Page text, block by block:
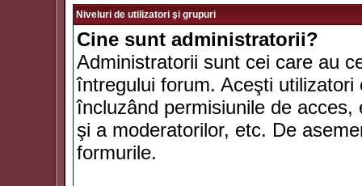
Niveluri de utilizatori şi grupuri
Cine sunt administratorii?
Administratorii sunt cei care au
întregului forum. Aceşti
încluzând permisiunile de
şi a moderatorilor, etc. De
formurile.